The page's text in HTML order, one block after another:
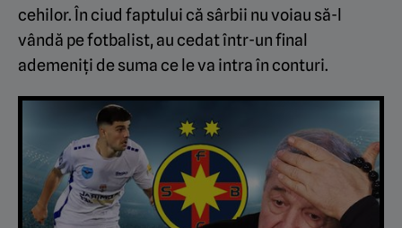
cehilor. În ciud faptului că sârbii nu voiau să-l
vândă pe fotbalist, au cedat într-un final
ademeniți de suma ce le va intra în conturi.